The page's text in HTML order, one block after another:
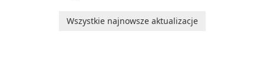
baby tracking, offering
users with robust
customization options for
Wszystkie najnowsze aktualizacje